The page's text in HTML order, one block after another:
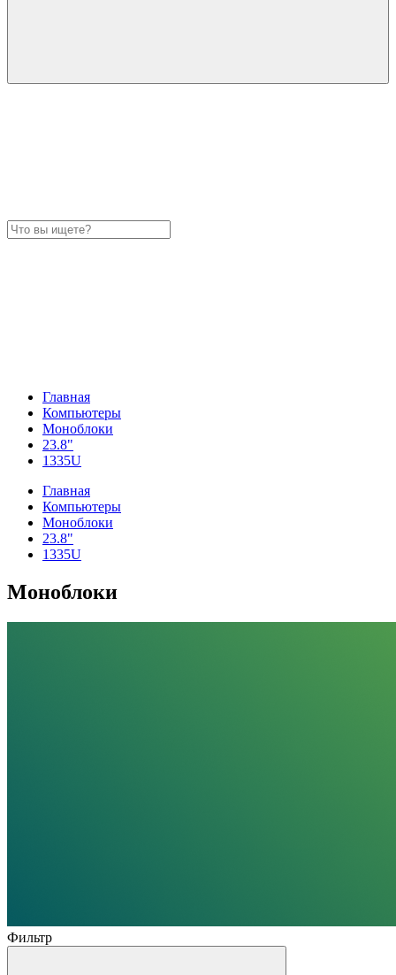
Главная
Компьютеры
Моноблоки
23.8"
1335U
Главная
Компьютеры
Моноблоки
23.8"
1335U
Моноблоки
Фильтр